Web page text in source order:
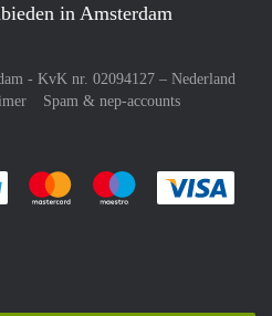
in Amsterdam
- KvK nr. 02094127 – Nederland
Spam & nep-accounts
Je rekent gemakkelijk af met Paypal
Je rekent gemakkelijk af met
Je rekent